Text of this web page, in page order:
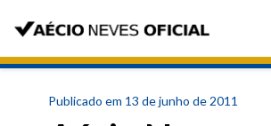
Publicado em 13 de junho de 2011